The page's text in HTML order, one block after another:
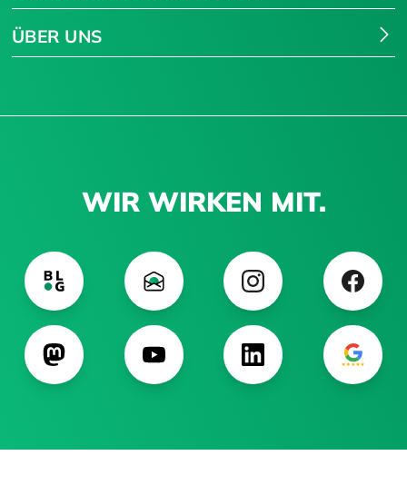
ÜBER UNS
WIR WIRKEN MIT.